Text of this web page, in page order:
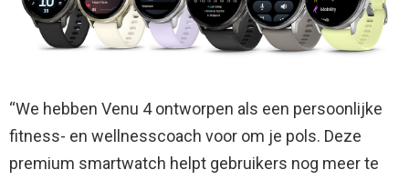
“We hebben Venu 4 ontworpen als een persoonlijke
fitness- en wellnesscoach voor om je pols. Deze
premium smartwatch helpt gebruikers nog meer te